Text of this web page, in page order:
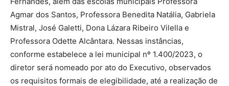
Agmar dos Santos, Professora Benedita Natália, Gabriela
Mistral, José Galetti, Dona Lázara Ribeiro Vilella e
Professora Odette Alcântara. Nessas instâncias,
conforme estabelece a lei municipal nº 1.400/2023, o
diretor será nomeado por ato do Executivo, observados
os requisitos formais de elegibilidade, até a realização de